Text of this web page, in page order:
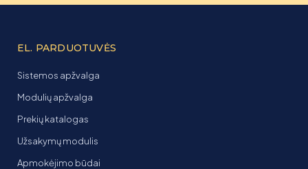
EL. PARDUOTUVĖS
Sistemos apžvalga
Modulių apžvalga
Prekių katalogas
Užsakymų modulis
Apmokėjimo būdai